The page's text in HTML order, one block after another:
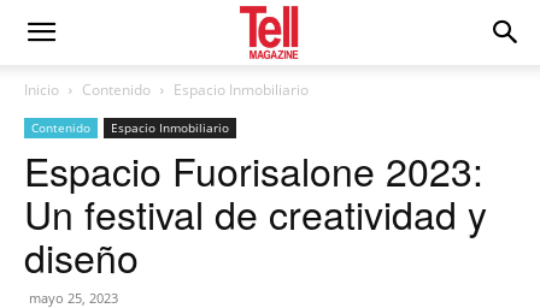
Inicio Contenido Espacio Inmobiliario
Contenido Espacio Inmobiliario
Espacio Fuorisalone 2023:
Un festival de creatividad y
diseño
mayo 25, 2023